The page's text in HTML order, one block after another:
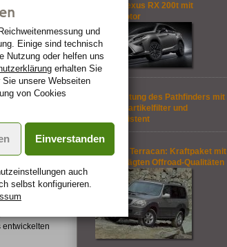
und
fein
SVX
jemals auf
Metalliclack
SVX aus. In
die von
entwickelten
Neuer Lexus RX 200t mit
Turbomotor
Nachrüstung des Pathfinders mit
Diesel-Partikelfilter und
Fahrassistent
Hyundai Terracan: Kraftpaket mit
ausgeprägten Offroad-Qualitäten
und
Einige sind technisch
Nutzung oder helfen uns
erhalten Sie
unsere Webseiten
von Cookies
Einverstanden
auch
selbst konfigurieren.